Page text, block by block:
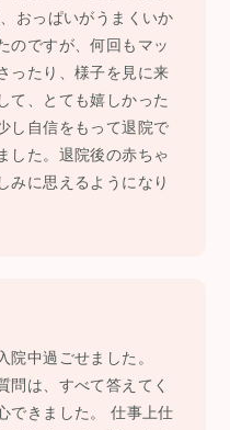
おっぱいがうまくいか
のですが、何回もマッ
ったり、様子を見に来
て、とても嬉しかった
し自信をもって退院で
した。退院後の赤ちゃ
みに思えるようになり
院中過ごせました。
問は、すべて答えてく
できました。 仕事上仕